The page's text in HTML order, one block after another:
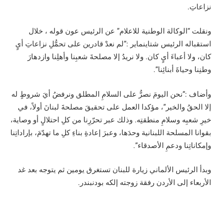
نزاعاتِ.
ونقلت “الوكالة الوطنية للاعلام” عن الرئيس عون قوله ، خلال
استقباله الرئيس شتاينماير :”لم نعدْ قادرين على تحمُّلِ نزاعاتِ أيٍ
كان، ولا أعباءَ أيٍ كان. ولا نريدُ إلا مصلحةَ شعبِنا وأهلِنا وازدهارَ
وطنِنا وحياةَ أبنائِنا”.
‏وأضاف :”نحن اليومَ نصرُّ على السلامِ المطلق ونرفضُ أيَ شروطٍ له
إلا الحقُ والخير”، مؤكدا العمل على تحقيقَ مصلحةَ لبنانَ أولاً، في
خيرِ شعبِه وسلامِ منطقتِه. وذلك عبر تحرّرِنا من كلِ احتلالٍ أو وصاية،
بقوانا المسلحة اللبنانية وحدَها، وعبرَ إعادةِ بناءِ كلِ ما تهدّمَ، بإراداتِنا
وإمكاناتِنا ودعمِ الأصدقاء”.
وبدأ الرئيس الألماني زيارة للبنان تستغرق يومين ثم يتوجه بعد غد
الأربعاء إلى الأردن رفقة زوجته إلكه بودنبندر.